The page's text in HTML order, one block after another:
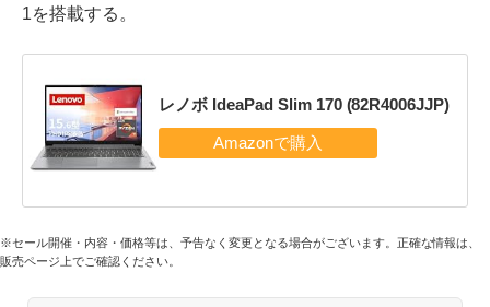
1を搭載する。
レノボ IdeaPad Slim 170 (82R4006JJP)
※セール開催・内容・価格等は、予告なく変更となる場合がございます。正確な情報は、
販売ページ上でご確認ください。